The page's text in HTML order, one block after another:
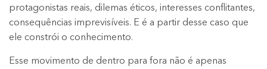
protagonistas reais, dilemas éticos, interesses conflitantes,
consequências imprevisíveis. E é a partir desse caso que
ele constrói o conhecimento.
Esse movimento de dentro para fora não é apenas